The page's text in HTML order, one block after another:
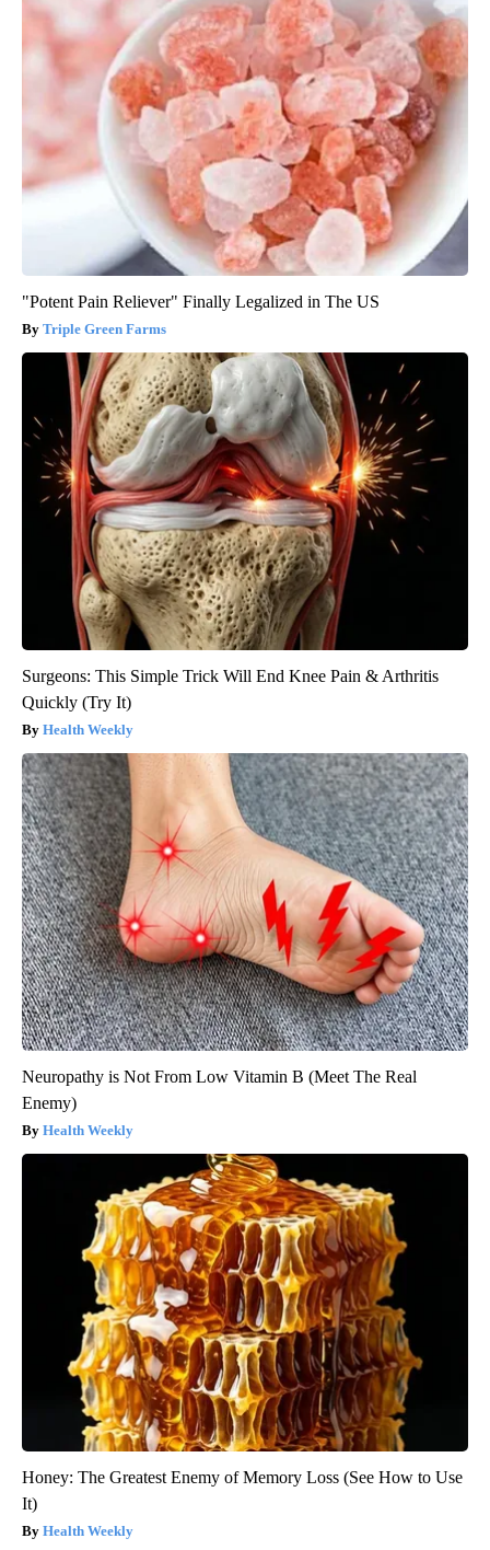
"Potent Pain Reliever" Finally Legalized in The US
Triple Green Farms
Surgeons: This Simple Trick Will End Knee Pain & Arthritis
Quickly (Try It)
Health Weekly
Neuropathy is Not From Low Vitamin B (Meet The Real
Enemy)
Health Weekly
Honey: The Greatest Enemy of Memory Loss (See How to Use
It)
Health Weekly